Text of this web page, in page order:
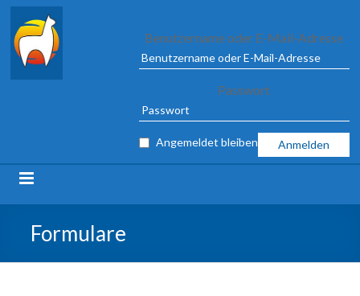
Alpaca
Association
TO
09
MARCH
2025
ILSHOFEN
Benutzername oder E-Mail-Adresse
Passwort
Angemeldet bleiben
Formulare